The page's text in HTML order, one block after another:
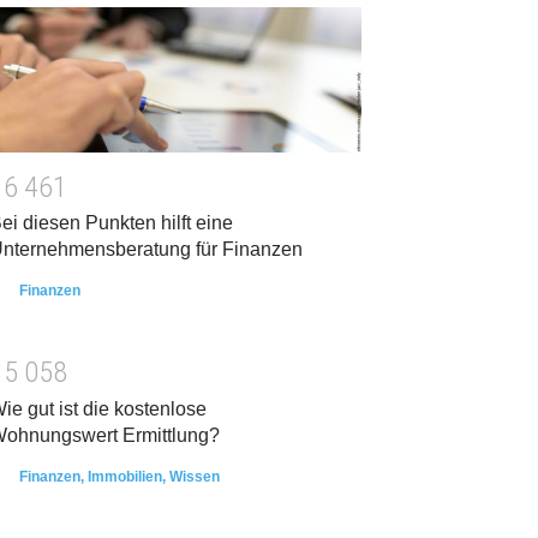
6 461
diesen Punkten hilft eine
für Finanzen
Finanzen
5 058
gut ist die kostenlose
Ermittlung?
Finanzen, Immobilien, Wissen